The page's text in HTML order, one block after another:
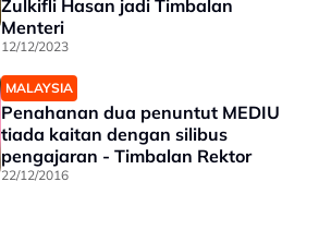
Zulkifli Hasan jadi Timbalan
Menteri
12/12/2023
MALAYSIA
Penahanan dua penuntut MEDIU
tiada kaitan dengan silibus
pengajaran - Timbalan Rektor
22/12/2016